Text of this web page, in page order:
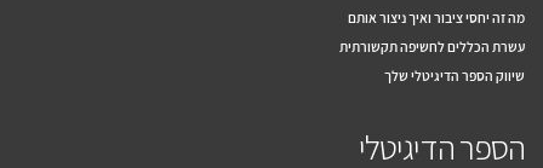
מה זה יחסי ציבור ואיך ניצור אותם
עשרת הכללים לחשיפה תקשורתית
שיווק הספר הדיגיטלי שלך
הספר הדיגיטלי